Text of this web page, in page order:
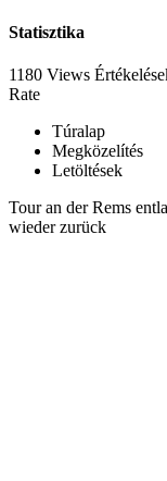
Statisztika
1180 Views
Rate
Túralap
Megközelítés
Letöltések
Tour an der Rems
wieder zurück